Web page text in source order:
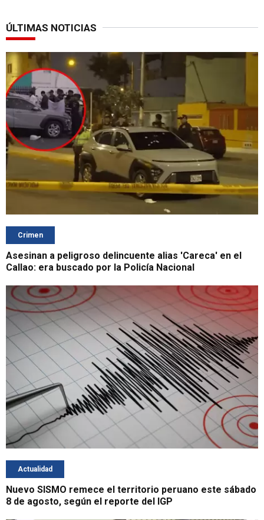
ÚLTIMAS NOTICIAS
Crimen
Asesinan a peligroso delincuente alias 'Careca' en el
Callao: era buscado por la Policía Nacional
Actualidad
Nuevo SISMO remece el territorio peruano este sábado
8 de agosto, según el reporte del IGP